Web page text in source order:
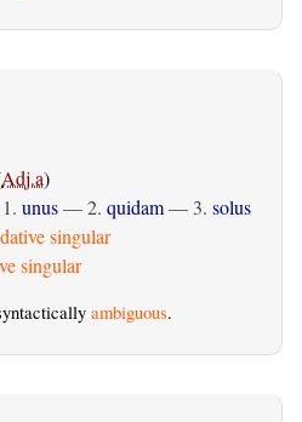
Adj.a)
1. unus— 2. quidam— 3. solus
singular
singular
ambiguous.